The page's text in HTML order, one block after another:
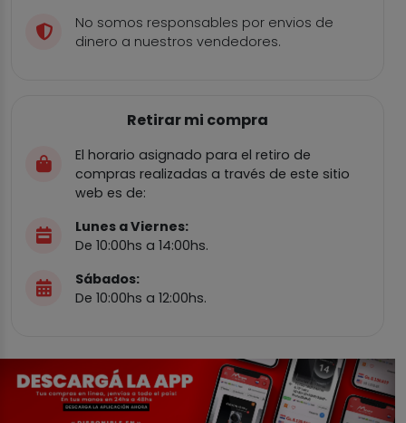
No somos responsables por envios de
dinero a nuestros vendedores.
Retirar mi compra
El horario asignado para el retiro de
compras realizadas a través de este sitio
web es de:
Lunes a Viernes:
De 10:00hs a 14:00hs.
Sábados:
De 10:00hs a 12:00hs.